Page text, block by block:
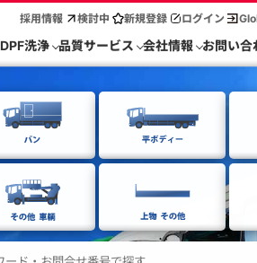
採用情報 検討中 新規登録 ログイン
DPF洗浄 品質サービス 会社情報 お問い合